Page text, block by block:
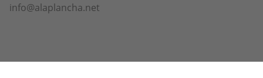
info@alaplancha.net